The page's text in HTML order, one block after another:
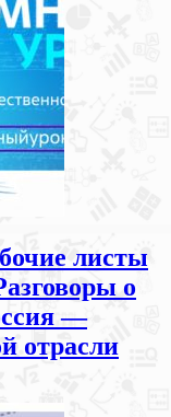
листы
о
—
отрасли